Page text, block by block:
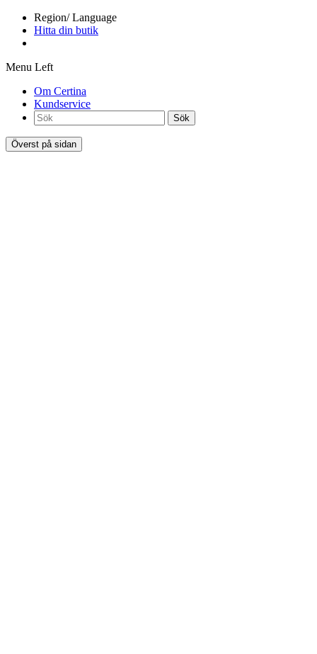
Region/ Language
Hitta din butik
Menu Left
Om Certina
Kundservice
Sök
Överst på sidan